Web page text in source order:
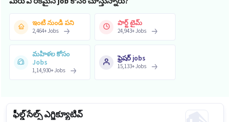
ఇంటి నుండి పని
2,464+Jobs
పార్ట్ టైమ్
24,943+Jobs
మహిళల కోసం
Jobs
1,14,930+Jobs
ఫ్రెషర్ jobs
15,133+Jobs
ఫీల్డ్ సేల్స్ ఎగ్జిక్యూటివ్